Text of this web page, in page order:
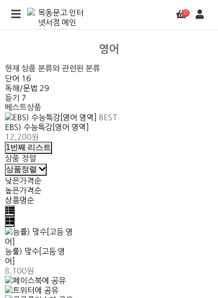
0
영어
현재 상품 분류와 관련된 분류
단어 16
독해/문법 29
듣기 7
베스트상품
BEST
EBS) 수능특강[영어 영역]
12,200원
1번째 리스트
상품 정렬
상품정렬
낮은가격순
높은가격순
상품명순
능률) 맞수[고등 영
어]
8,100원